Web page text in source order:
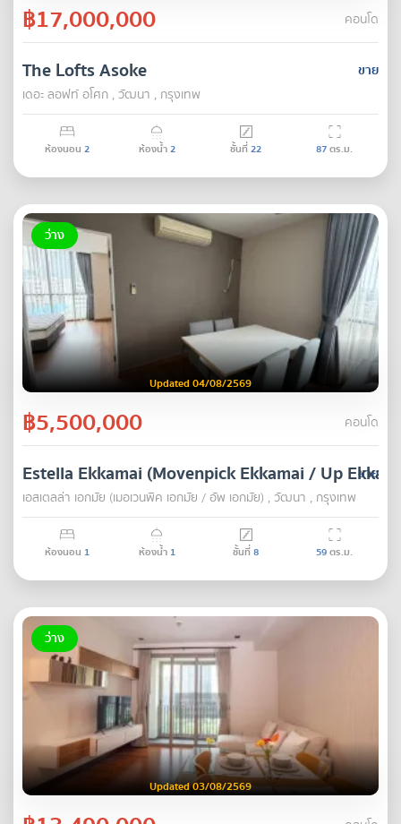
฿17,000,000 คอนโด
ขาย
The Lofts Asoke
เดอะ ลอฟท์ อโศก , วัฒนา , กรุงเทพ
ห้องนอน 2 ห้องน้ำ2 ชั้นที่22 87ตร.ม.
ว่าง
Updated 04/08/2569
฿5,500,000 คอนโด
ขาย
Estella Ekkamai (Movenpick Ekkamai / Up
เอสเตลล่า เอกมัย (เมอเวนพิค เอกมัย / อัพ เอกมัย) , วัฒนา , กรุงเทพ
ห้องนอน 1 ห้องน้ำ 1 ชั้นที่8 59ตร.ม.
ว่าง
Updated 03/08/2569